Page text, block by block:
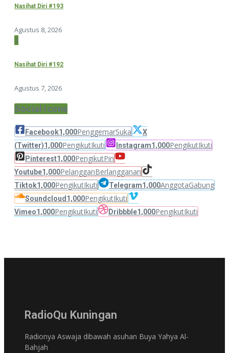
Nasihat Diri #193
Agustus 8, 2026
3
Nasihat Diri #192
Agustus 7, 2026
Social Icons
Facebook1,000PenggemarSuka
X
(Twitter)1,000PengikutIkuti Instagram1,000PengikutIkuti
Pinterest1,000PengikutPin
Youtube1,000PelangganBerlangganan
Tiktok1,000PengikutIkuti Telegram1,000AnggotaGabung
Soundcloud 1,000PengikutIkuti
Vimeo1,000PengikutIkuti Dribbble1,000PengikutIkuti
RadioQu Kuningan
Radionya Aswaja dibawah asuhan Buya Yahya Al-
Bahjah